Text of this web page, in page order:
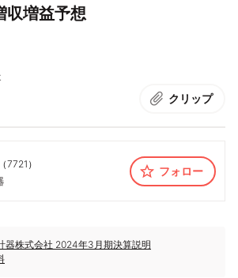
収増益予想
クリップ
（7721 ）
フォロー
器株式会社 2024年3月期決算説明